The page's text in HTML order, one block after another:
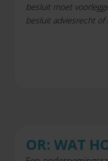
besluit moet
besluit adviesrecht of
OR: WAT